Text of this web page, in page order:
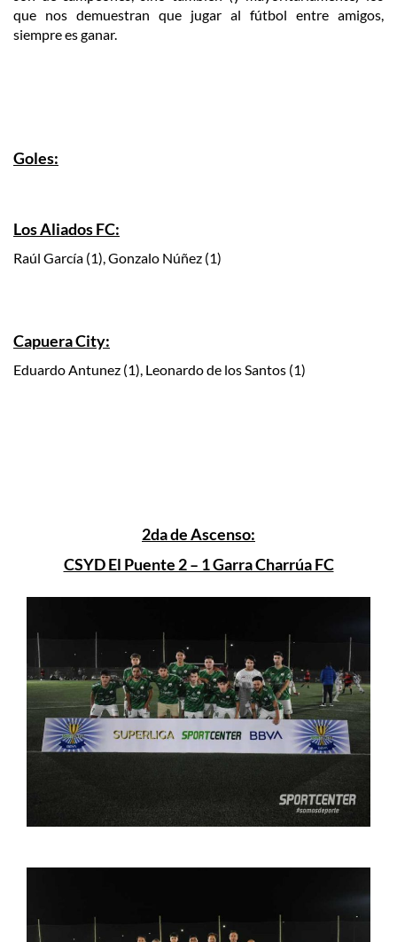
que nos demuestran que jugar al fútbol entre amigos,
siempre es ganar.
Goles:
Los Aliados FC:
Raúl García (1), Gonzalo Núñez (1)
Capuera City:
Eduardo Antunez (1), Leonardo de los Santos (1)
2da de Ascenso:
CSYD El Puente 2 – 1 Garra Charrúa FC